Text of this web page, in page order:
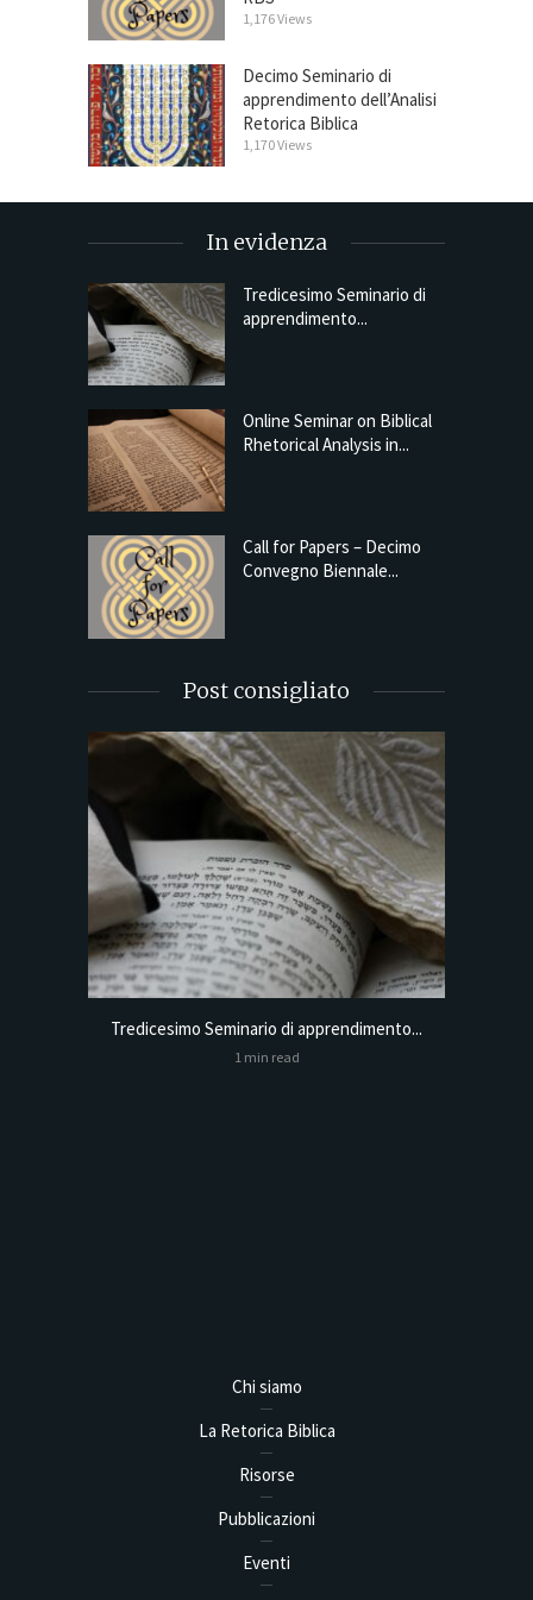
1,176 Views
Decimo Seminario di
apprendimento dell’Analisi
Retorica Biblica
1,170 Views
In evidenza
Tredicesimo Seminario di
apprendimento...
Online Seminar on Biblical
Rhetorical Analysis in...
Call for Papers – Decimo
Convegno Biennale...
Post consigliato
Tredicesimo Seminario di apprendimento...
1 min read
Chi siamo
La Retorica Biblica
Risorse
Pubblicazioni
Eventi